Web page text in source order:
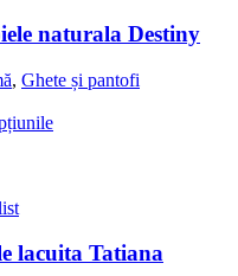
variații.
Opțiunile
pot
fi
în
naturala Destiny
, Ghete și pantofi
Acest
Opțiunile
lacuita Tatiana